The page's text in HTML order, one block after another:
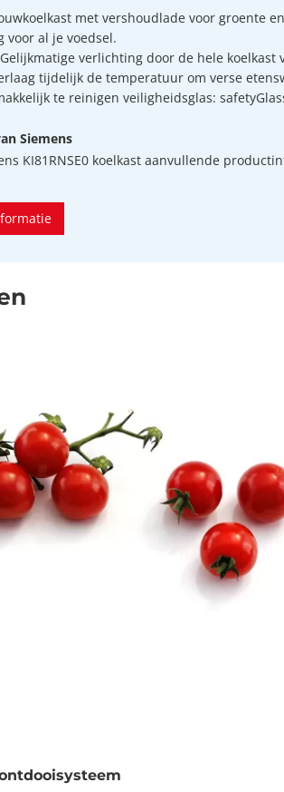
met vershoudlade voor groente
voor al je voedsel.
verlichting door de hele koelkast
tijdelijk de temperatuur om verse
te reinigen veiligheidsglas:
Siemens
KI81RNSE0 koelkast aanvullende